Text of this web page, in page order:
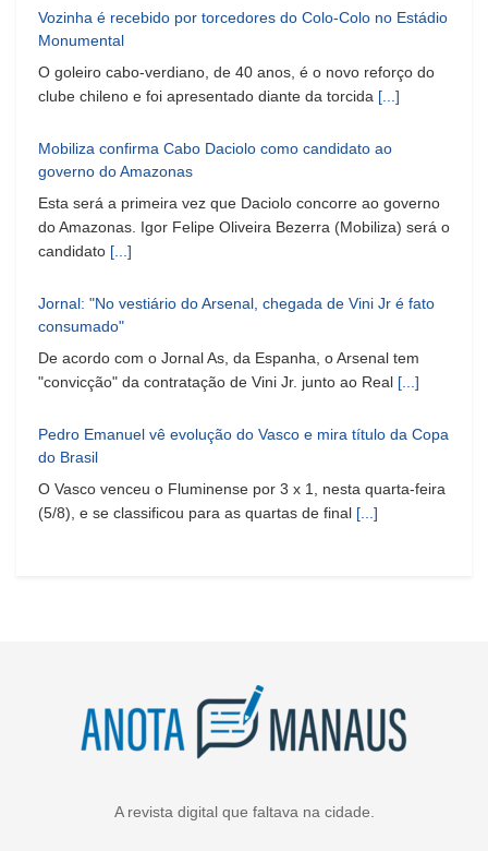
Vozinha é recebido por torcedores do Colo-Colo no Estádio
Monumental
O goleiro cabo-verdiano, de 40 anos, é o novo reforço do
clube chileno e foi apresentado diante da torcida [...]
Mobiliza confirma Cabo Daciolo como candidato ao
governo do Amazonas
Esta será a primeira vez que Daciolo concorre ao governo
do Amazonas. Igor Felipe Oliveira Bezerra (Mobiliza) será o
candidato [...]
Jornal: "No vestiário do Arsenal, chegada de Vini Jr é fato
consumado"
De acordo com o Jornal As, da Espanha, o Arsenal tem
"convicção" da contratação de Vini Jr. junto ao Real [...]
Pedro Emanuel vê evolução do Vasco e mira título da Copa
do Brasil
O Vasco venceu o Fluminense por 3 x 1, nesta quarta-feira
(5/8), e se classificou para as quartas de final [...]
A revista digital que faltava na cidade.